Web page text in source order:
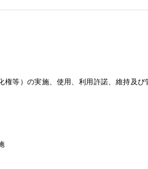
権等）の実施、使用、利用許諾、維持及び